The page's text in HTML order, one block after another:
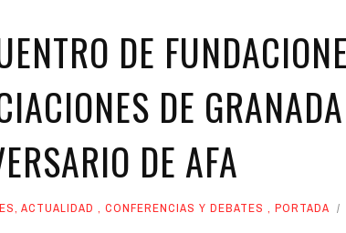
DE
DE
DE AFA
, ACTUALIDAD , CONFERENCIAS Y DEBATES , PORTADA